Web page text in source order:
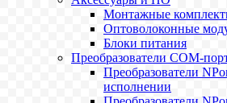
Монтажные
Оптоволоконные
Блоки питания
Преобразователи COM-
Преобразователи
исполнении